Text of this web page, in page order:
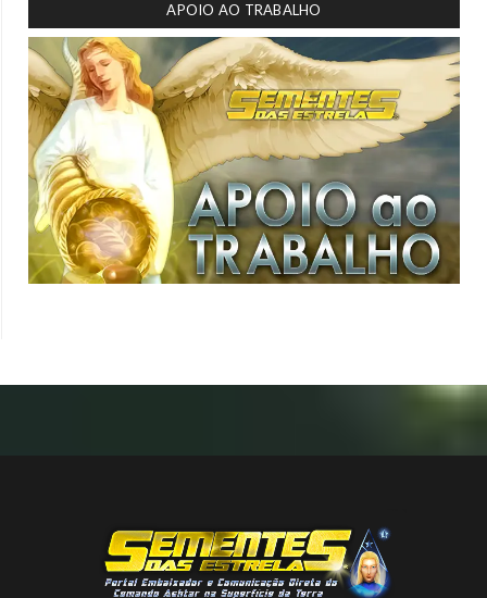
APOIO AO TRABALHO